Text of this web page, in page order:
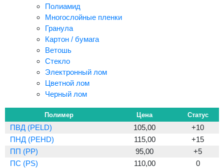
Полиамид
Многослойные пленки
Гранула
Картон / бумага
Ветошь
Стекло
Электронный лом
Цветной лом
Черный лом
Полимер Цена Статус
ПВД (PELD) 105,00
+10
ПНД (PEHD)
115,00
+15
ПП (PP)
95,00
+5
ПС (PS)
110,00
0